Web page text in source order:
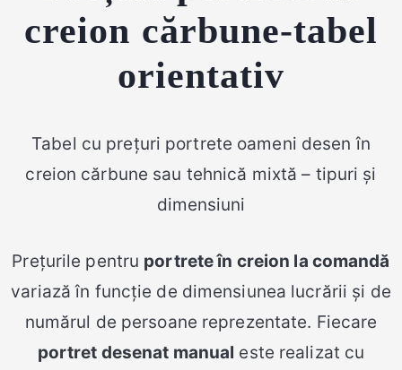
creion cărbune-tabel
orientativ
Tabel cu prețuri portrete oameni desen în
creion cărbune sau tehnică mixtă – tipuri și
dimensiuni
Prețurile pentru portrete în creion la comandă
variază în funcție de dimensiunea lucrării și de
numărul de persoane reprezentate. Fiecare
portret desenat manual este realizat cu